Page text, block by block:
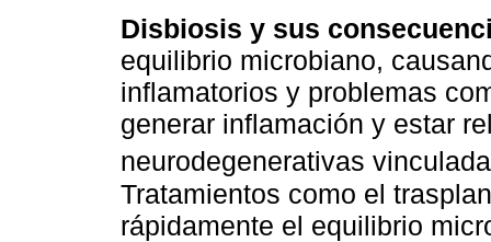
Disbiosis y sus
equilibrio microbiano,
inflamatorios y problemas
generar inflamación y estar
neurodegenerativas
Tratamientos como el
rápidamente el equilibrio